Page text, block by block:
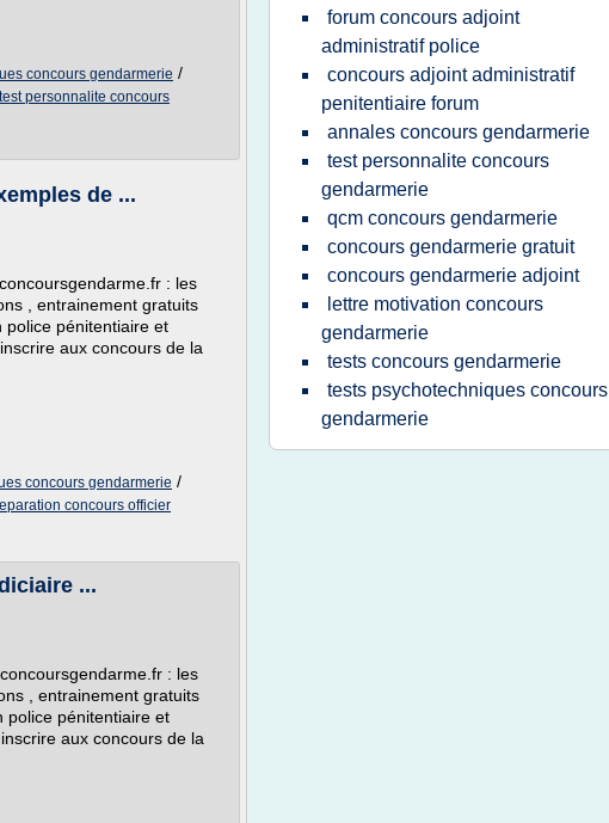
concours gendarmerie /
test personnalite concours
de ...
: les
, entrainement gratuits
police pénitentiaire et
aux concours de la
concours gendarmerie /
concours officier
...
: les
, entrainement gratuits
police pénitentiaire et
aux concours de la
forum concours adjoint
administratif police
concours adjoint administratif
penitentiaire forum
annales concours gendarmerie
test personnalite concours
gendarmerie
qcm concours gendarmerie
concours gendarmerie gratuit
concours gendarmerie adjoint
lettre motivation concours
gendarmerie
tests concours gendarmerie
tests psychotechniques concours
gendarmerie